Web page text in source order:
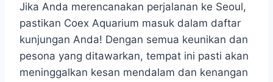
Jika Anda merencanakan perjalanan ke Seoul,
pastikan Coex Aquarium masuk dalam daftar
kunjungan Anda! Dengan semua keunikan dan
pesona yang ditawarkan, tempat ini pasti akan
meninggalkan kesan mendalam dan kenangan